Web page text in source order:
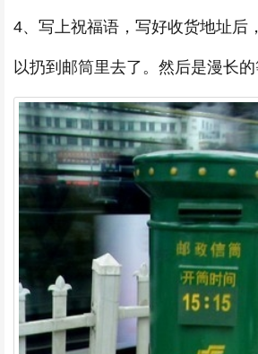
4、写上祝福语，写好收货地址后
以扔到邮筒里去了。然后是漫长的